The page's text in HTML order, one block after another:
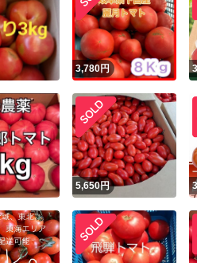
3,780円
5,650円